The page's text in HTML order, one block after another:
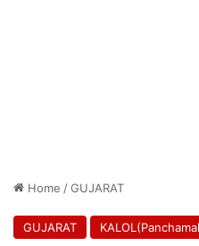
Home /GUJARAT
GUJARAT